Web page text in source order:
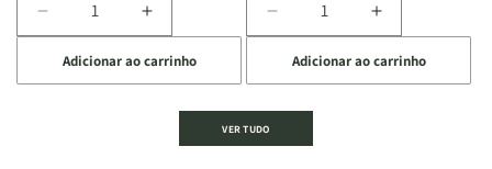
Diminuir
a
quantidade
de
Aumentar
a
quantidade
de
Jogo
Adicionar ao carrinho
Diminuir
a
quantidade
de
Jogo
Aumentar
a
quantidade
de
Adicionar ao carrinho
VER TUDO